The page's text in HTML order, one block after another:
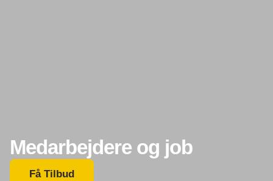
Medarbejdere og job
Få Tilbud